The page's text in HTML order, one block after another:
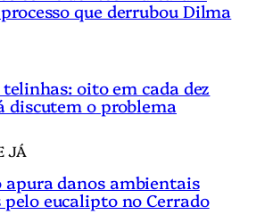
que derrubou Dilma
oito em cada dez
discutem o problema
JÁ
danos ambientais
pelo eucalipto no Cerrado